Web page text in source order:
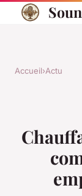
Accueil›Actu